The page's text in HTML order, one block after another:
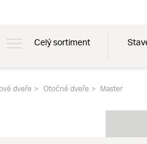
Celý sortiment
dveře Otočné dveře Master